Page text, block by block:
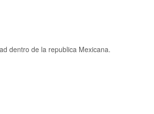
dentro de la republica Mexicana.